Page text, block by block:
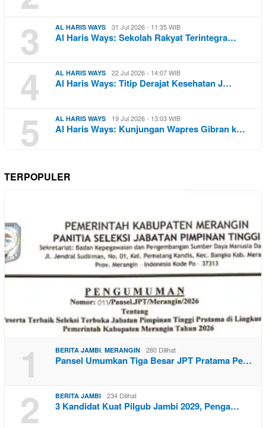
3
AL HARIS WAYS 31 Jul 2026 - 11:35 WIB
Al Haris Ways: Sekolah Rakyat Terintegra…
4 AL HARIS WAYS 22 Jul 2026 - 14:07 WIB
Al Haris Ways: Titip Derajat Kesehatan J…
5 AL HARIS WAYS 19 Jul 2026 - 13:03 WIB
Al Haris Ways: Kunjungan Wapres Gibran k…
TERPOPULER
1 BERITA JAMBI, MERANGIN 280 Dilihat
Pansel Umumkan Tiga Besar JPT Pratama Pe…
2 BERITA JAMBI 234 Dilihat
3 Kandidat Kuat Pilgub Jambi 2029, Penga…